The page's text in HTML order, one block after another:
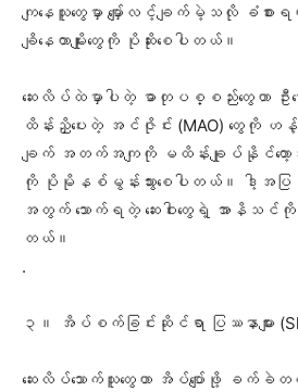
ကျနေသူတွေမှာ မျှော်လင့်ချက်မဲ့သလို ခံစား
ချိနေတာမျိုးတွေကို ပိုဆိုးစေပါတယ်။
ဆေးလိပ်ထဲမှာပါတဲ့ ဓာတုပစ္စည်းတွေဟာ ဦ
ထိန်းညှိပေးတဲ့ အင်ဇိုင်း (MAO) တွေကို ဟန့်တ
ချက် အတက်အကျကို မထိန်းချုပ်နိုင်တေ
ကို ပိုမိုနစ်မွန်းသွားစေပါတယ်။ ဒါ့အပြ
အတွက် သောက်ရတဲ့ ဆေးဝါးတွေရဲ့ အာနိသင်ကိုလ
တယ်။
‎.
၃။ အိပ်စက်ခြင်းဆိုင်ရာ ပြဿနာများ
ဆေးလိပ်သောက်သူတွေဟာ အိပ်ပျော်ဖို့ ခ